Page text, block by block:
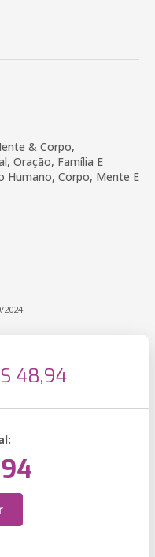
& Corpo,
Oração, Família E
Humano, Corpo, Mente E
2024
48,94